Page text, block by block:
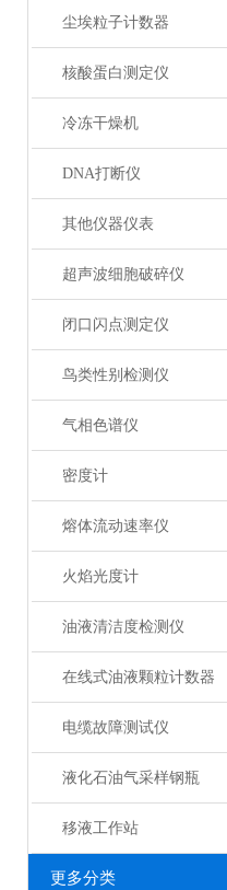
尘埃粒子计数器
核酸蛋白测定仪
冷冻干燥机
DNA打断仪
其他仪器仪表
超声波细胞破碎仪
闭口闪点测定仪
鸟类性别检测仪
气相色谱仪
密度计
熔体流动速率仪
火焰光度计
油液清洁度检测仪
在线式油液颗粒计数器
电缆故障测试仪
液化石油气采样钢瓶
移液工作站
更多分类